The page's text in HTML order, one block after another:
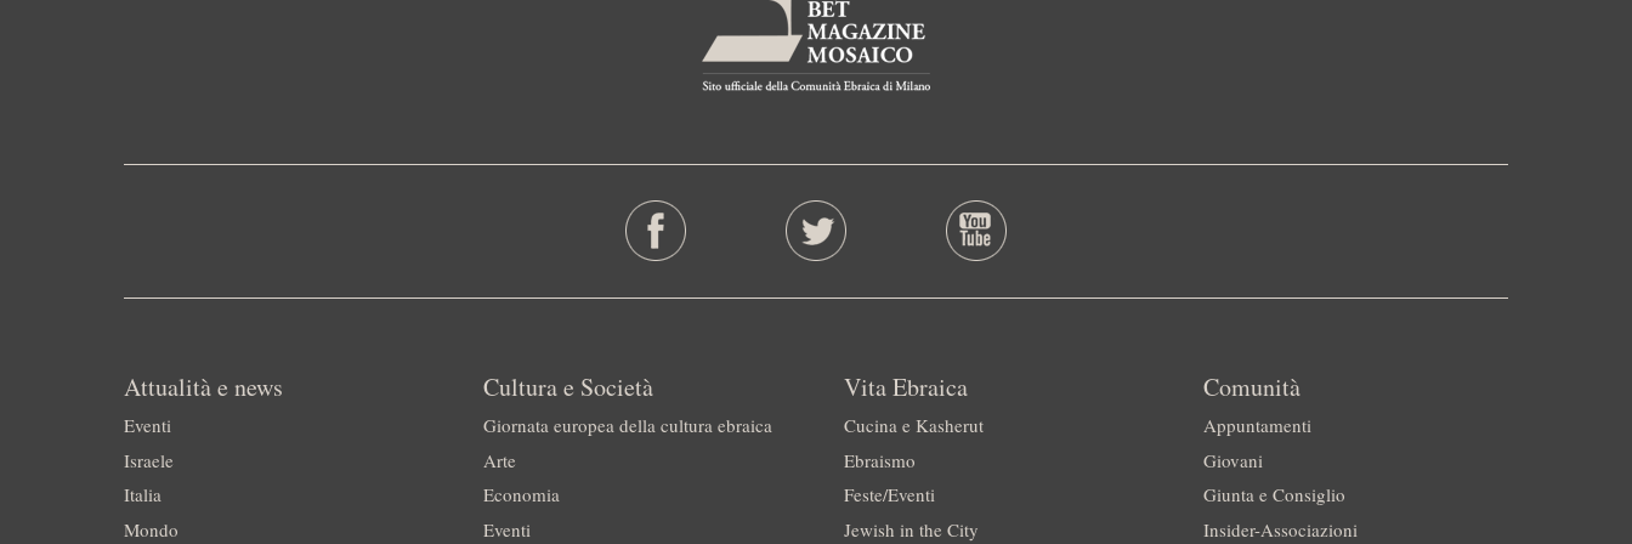
Attualità e news
Eventi
Israele
Italia
Mondo
Cultura e Società
Giornata europea della cultura ebraica
Arte
Economia
Eventi
Vita Ebraica
Cucina e Kasherut
Ebraismo
Feste/Eventi
Jewish in the City
Comunità
Appuntamenti
Giovani
Giunta e Consiglio
Insider-Associazioni